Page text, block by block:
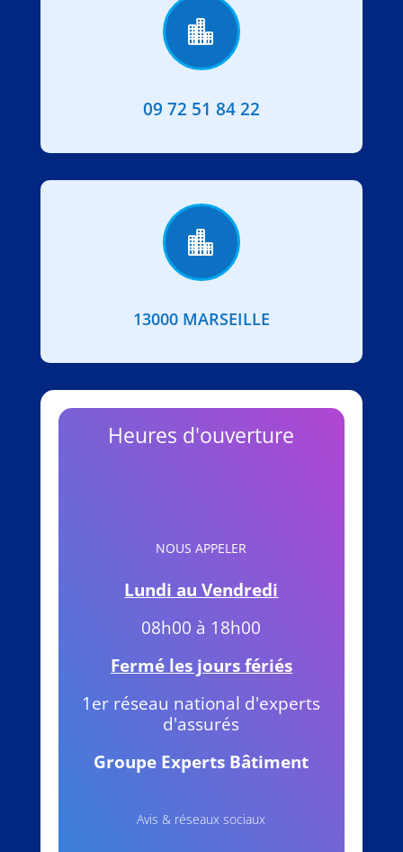

09 72 51 84 22

13000 MARSEILLE
Heures d'ouverture
NOUS APPELER
Lundi au Vendredi
08h00 à 18h00
Fermé les jours fériés
1er réseau national d'experts
d'assurés
Groupe Experts Bâtiment
Avis & réseaux sociaux